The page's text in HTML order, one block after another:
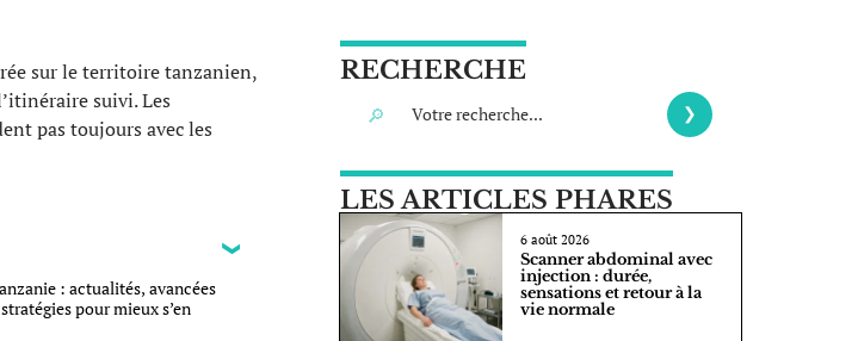
sur le territoire tanzanien,
suivi. Les
pas toujours avec les
: actualités, avancées
pour mieux s’en
RECHERCHE
LES ARTICLES PHARES
6 août 2026
Scanner abdominal avec
injection : durée,
sensations et retour à la
vie normale